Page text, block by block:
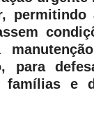
permitindo
para
famílias e